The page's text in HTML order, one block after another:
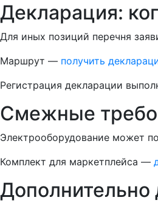
Декларация:
Для иных позиций перечня
Маршрут — получить
Регистрация декларации
Смежные
Электрооборудование может
Комплект для маркетплейса —
Дополнительно